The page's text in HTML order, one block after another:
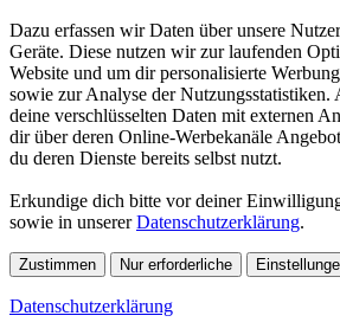
Dazu erfassen wir Daten über unsere
Geräte. Diese nutzen wir zur laufenden
Website und um dir personalisierte
sowie zur Analyse der
deine verschlüsselten Daten mit externen
dir über deren Online-Werbekanäle
du deren Dienste bereits selbst nutzt.
Erkundige dich bitte vor deiner
sowie in unsererDatenschutzerklärung.
Zustimmen Nur erforderliche
Datenschutzerklärung